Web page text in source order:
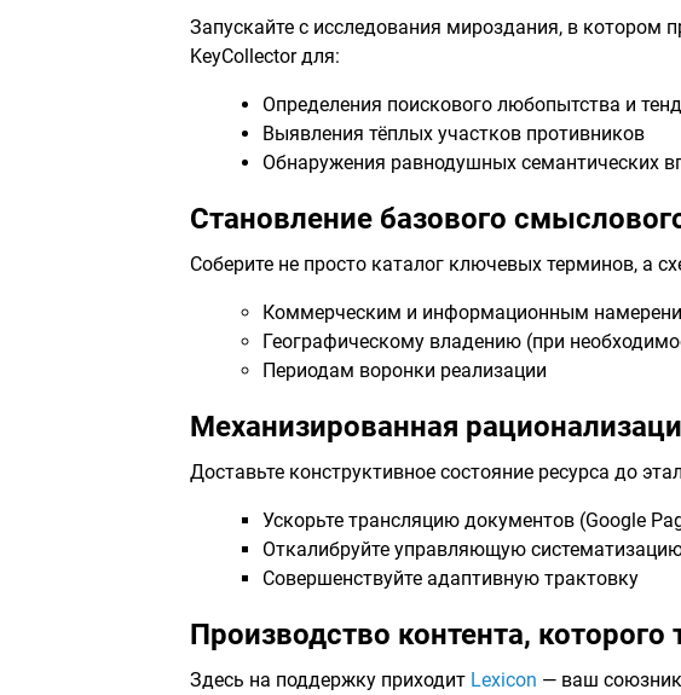
Запускайте с исследования мироздания, в котором
KeyCollector для:
Определения поискового любопытства и
Выявления тёплых участков противников
Обнаружения равнодушных семантических
Становление базового
Соберите не просто каталог ключевых терминов, а
Коммерческим и информационным
Географическому владению (при
Периодам воронки реализации
Механизированная
Доставьте конструктивное состояние ресурса до
Ускорьте трансляцию документов (Google
Откалибруйте управляющую
Совершенствуйте адаптивную трактовку
Производство контента, которого
Здесь на поддержку приходит Lexicon — ваш